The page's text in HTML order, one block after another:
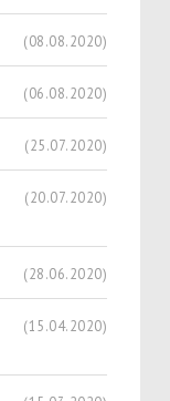
(08.08.2020)
(06.08.2020)
(25.07.2020)
(20.07.2020)
(28.06.2020)
(15.04.2020)